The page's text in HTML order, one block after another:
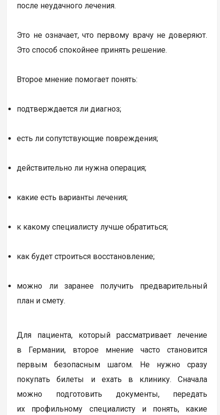
после неудачного лечения.
Это не означает, что первому врачу не доверяют.
Это способ спокойнее принять решение.
Второе мнение помогает понять:
подтверждается ли диагноз;
есть ли сопутствующие повреждения;
действительно ли нужна операция;
какие есть варианты лечения;
к какому специалисту лучше обратиться;
как будет строиться восстановление;
можно ли заранее получить предварительный
план и смету.
Для пациента, который рассматривает лечение
в Германии, второе мнение часто становится
первым безопасным шагом. Не нужно сразу
покупать билеты и ехать в клинику. Сначала
можно подготовить документы, передать
их профильному специалисту и понять, какие